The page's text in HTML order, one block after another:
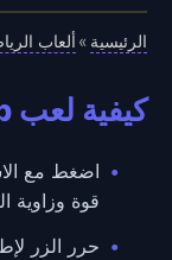
الرئيسية » ألعاب
كيفية لعب Wacky Flip
اضغط مع
قوة وزاوية
حرر الزر